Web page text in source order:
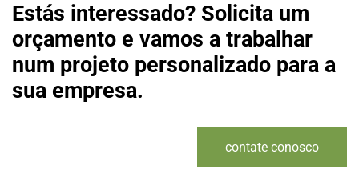
Estás interessado? Solicita um
orçamento e vamos a trabalhar
num projeto personalizado para a
sua empresa.
contate conosco